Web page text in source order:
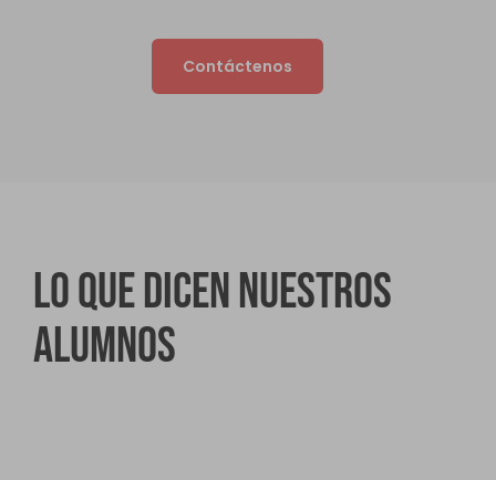
Contáctenos
Lo que dicen nuestros
alumnos